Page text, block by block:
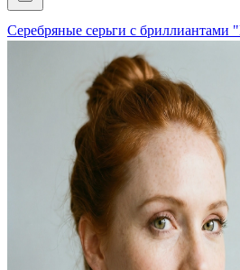
Серебряные серьги с бриллиантами